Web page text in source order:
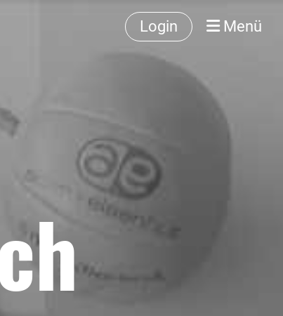
Login Menü